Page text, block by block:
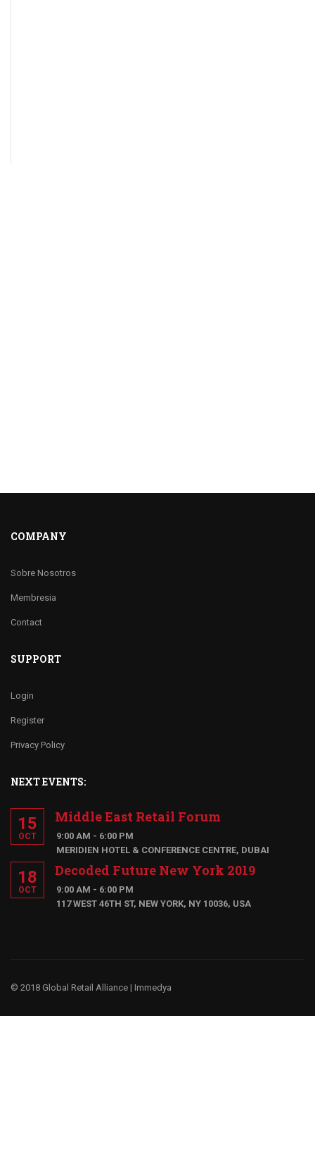
COMPANY
Sobre Nosotros
Membresia
Contact
SUPPORT
Login
Register
Privacy Policy
NEXT EVENTS:
15
OCT
Middle East Retail Forum
9:00 AM - 6:00 PM
MERIDIEN HOTEL & CONFERENCE CENTRE, DUBAI
18
OCT
Decoded Future New York 2019
9:00 AM - 6:00 PM
117 WEST 46TH ST, NEW YORK, NY 10036, USA
© 2018 Global Retail Alliance | Immedya